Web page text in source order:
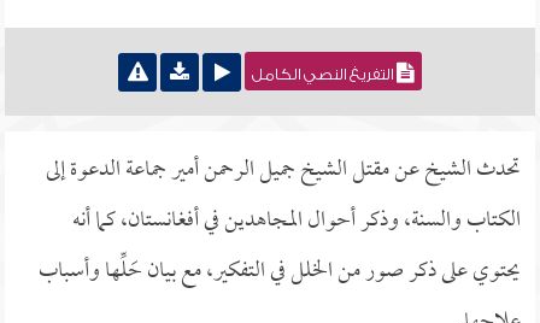
التفريغ النصي الكامل
تحدث الشيخ عن مقتل الشيخ جميل الرحمن أمير جماعة الدعوة إلى
الكتاب والسنة، وذكر أحوال المجاهدين في أفغانستان، كما أنه
يحتوي على ذكر صور من الخلل في التفكير، مع بيان حَلِّها وأسباب